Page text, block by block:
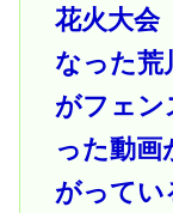
花火大会
なった荒
がフェン
った動画
がってい